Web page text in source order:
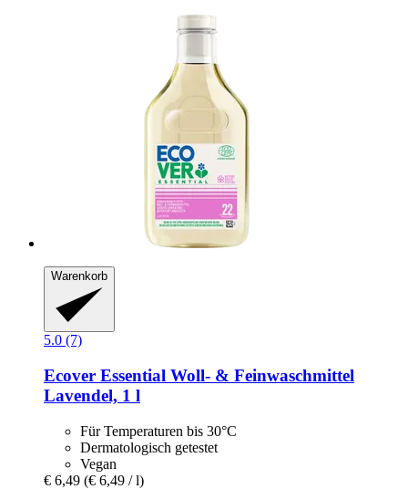
Warenkorb
5.0 (7)
Ecover Essential Woll-​ & Feinwaschmittel
Lavendel, 1 l
Für Temperaturen bis 30°C
Dermatologisch getestet
Vegan
€ 6,49 (€ 6,49 / l)